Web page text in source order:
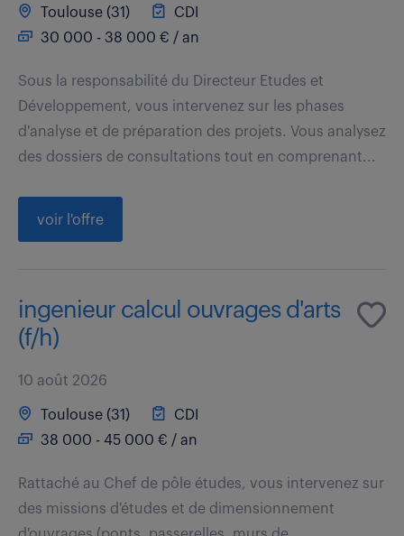
Toulouse (31)
CDI
30 000 - 38 000 € / an
Sous la responsabilité du Directeur Etudes et
Développement, vous intervenez sur les phases
d'analyse et de préparation des projets. Vous analysez
des dossiers de consultations tout en comprenant...
voir l'offre
ingenieur calcul ouvrages d'arts
(f/h)
10 août 2026
Toulouse (31)
CDI
38 000 - 45 000 € / an
Rattaché au Chef de pôle études, vous intervenez sur
des missions d'études et de dimensionnement